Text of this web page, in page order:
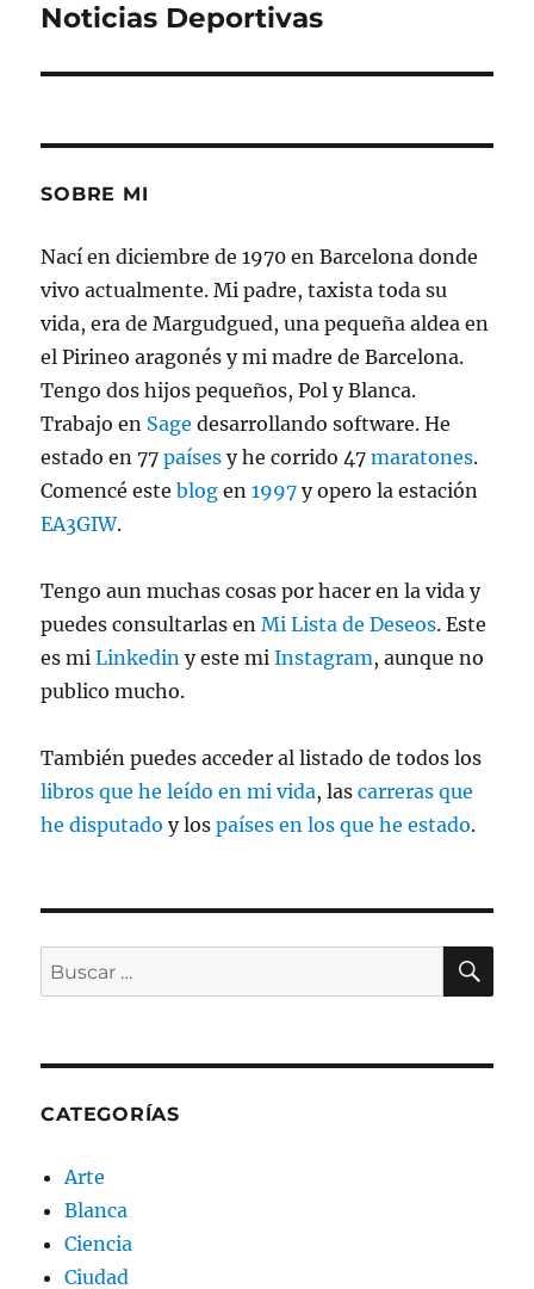
Entrada
Noticias Deportivas
SOBRE MI
Nací en diciembre de 1970 en Barcelona donde
vivo actualmente. Mi padre, taxista toda su
vida, era de Margudgued, una pequeña aldea en
el Pirineo aragonés y mi madre de Barcelona.
Tengo dos hijos pequeños, Pol y Blanca.
Trabajo en Sage desarrollando software. He
estado en 77países y he corrido 47maratones.
Comencé esteblog en1997 y opero la estación
EA3GIW.
Tengo aun muchas cosas por hacer en la vida y
puedes consultarlas enMi Lista de Deseos. Este
es miLinkedin y este miInstagram, aunque no
publico mucho.
También puedes acceder al listado de todos los
libros que he leído en mi vida, lascarreras que
he disputado y lospaíses en los que he estado.
Buscar
por:
CATEGORÍAS
Arte
Blanca
Ciencia
Ciudad